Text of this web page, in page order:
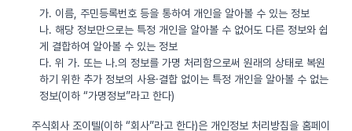
가. 이름, 주민등록번호 등을 통하여 개인을 알아볼 수 있는 정보
나. 해당 정보만으로는 특정 개인을 알아볼 수 없어도 다른 정보와 쉽
게 결합하여 알아볼 수 있는 정보
다. 위 가. 또는 나.의 정보를 가명 처리함으로써 원래의 상태로 복원
하기 위한 추가 정보의 사용·결합 없이는 특정 개인을 알아볼 수 없는
정보(이하 “가명정보”라고 한다)
주식회사 조이텔(이하 “회사”라고 한다)은 개인정보 처리방침을 홈페이